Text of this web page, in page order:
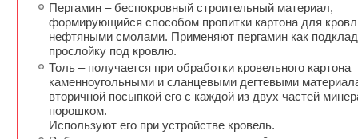
Пергамин – беспокровный строительный материал,
формирующийся способом пропитки картона для
нефтяными смолами. Применяют пергамин как
прослойку под кровлю.
Толь – получается при обработки кровельного картона
каменноугольными и сланцевыми дегтевыми
вторичной посыпкой его с каждой из двух частей
порошком.
Используют его при устройстве кровель.